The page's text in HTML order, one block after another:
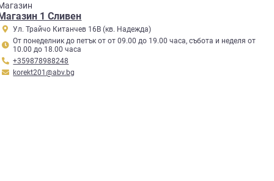
1 Сливен
Ул. Трайчо Китанчев 16В (кв. Надежда)
От понеделник до петък от от 09.00 до 19.00 часа, събота и неделя от
10.00 до 18.00 часа
+359878988248
korekt201@abv.bg